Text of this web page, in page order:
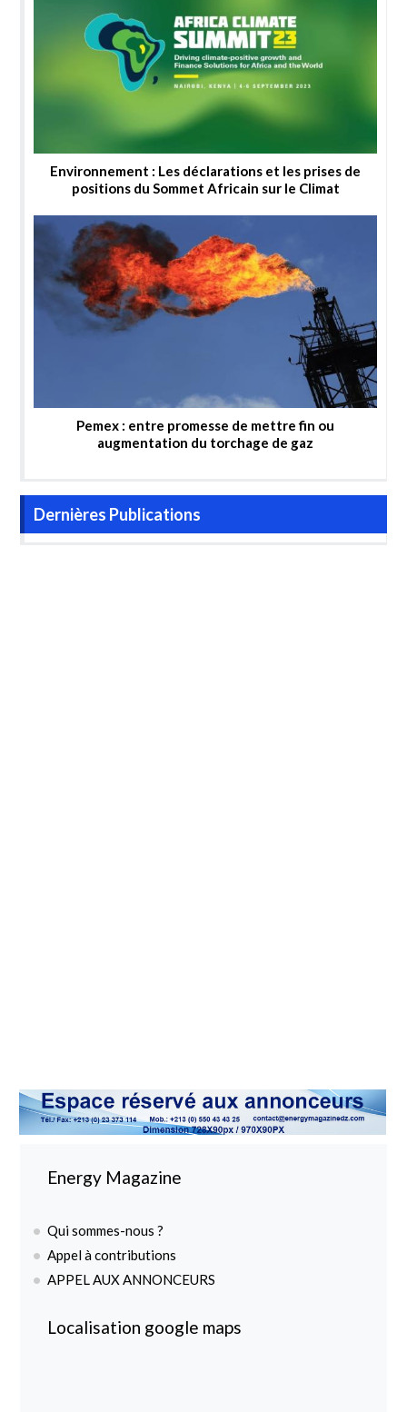
Environnement : Les déclarations et les prises de
positions du Sommet Africain sur le Climat
Pemex : entre promesse de mettre fin ou
augmentation du torchage de gaz
Dernières Publications
Energy Magazine
Qui sommes-nous ?
Appel à contributions
APPEL AUX ANNONCEURS
Localisation google maps